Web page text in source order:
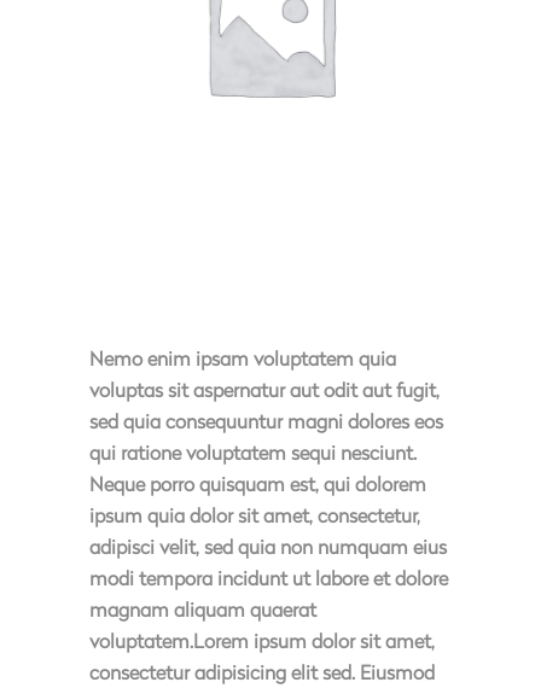
Nemo enim ipsam voluptatem quia
voluptas sit aspernatur aut odit aut fugit,
sed quia consequuntur magni dolores eos
qui ratione voluptatem sequi nesciunt.
Neque porro quisquam est, qui dolorem
ipsum quia dolor sit amet, consectetur,
adipisci velit, sed quia non numquam eius
modi tempora incidunt ut labore et dolore
magnam aliquam quaerat
voluptatem.Lorem ipsum dolor sit amet,
consectetur adipisicing elit sed. Eiusmod